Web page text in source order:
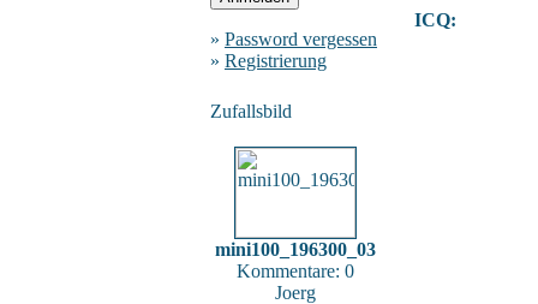
» Password vergessen
» Registrierung
Zufallsbild
mini100_196300_03
Kommentare: 0
Joerg
ICQ: